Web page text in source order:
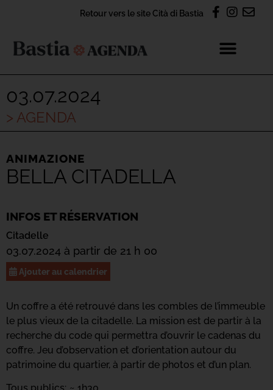
Retour vers le site Cità di Bastia
03.07.2024
> AGENDA
ANIMAZIONE
BELLA CITADELLA
INFOS ET RÉSERVATION
Citadelle
03.07.2024 à partir de 21 h 00
Ajouter au calendrier
Un coffre a été retrouvé dans les combles de l’immeuble
le plus vieux de la citadelle. La mission est de partir à la
recherche du code qui permettra d’ouvrir le cadenas du
coffre. Jeu d’observation et d’orientation autour du
patrimoine du quartier, à partir de photos et d’un plan.